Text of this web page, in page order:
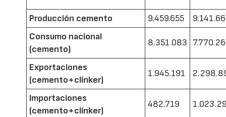
Producción cemento 9.459.655
Consumo nacional
(cemento)
8.351.083
Exportaciones
(cemento+clínker)
1.945.191
Importaciones
(cemento+clínker)
482.719